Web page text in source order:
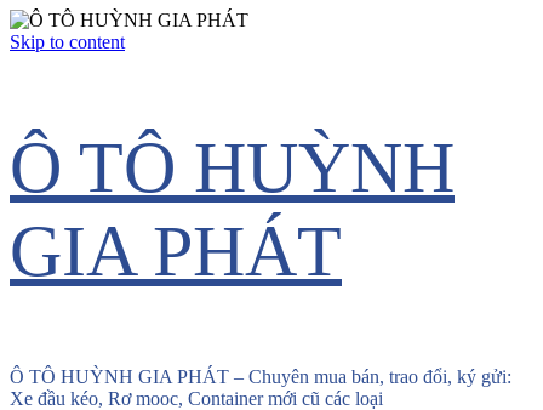
Skip to content
Ô TÔ HUỲNH
GIA PHÁT
Ô TÔ HUỲNH GIA PHÁT – Chuyên mua bán, trao đổi, ký gửi:
Xe đầu kéo, Rơ mooc, Container mới cũ các loại